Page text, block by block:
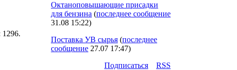
Октаноповышающие присадки
для бензина (последнее сообщение
31.08 15:22)
Поставка УВ сырья (последнее
сообщение 27.07 17:47)
Подпиcаться
RSS